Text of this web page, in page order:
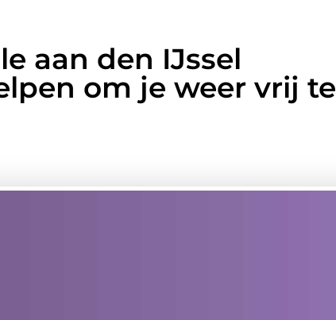
aan den IJssel
om je weer vrij te